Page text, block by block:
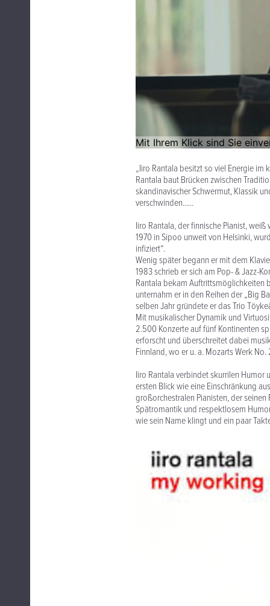
„Iiro Rantala besitzt so viel Energie
Rantala baut Brücken zwischen
skandinavischer Schwermut, Klassik
verschwinden......
Iiro Rantala, der finnische Pianist,
1970 in Sipoo unweit von Helsinki,
infiziert“.
Wenig später begann er mit dem
1983 schrieb er sich am Pop- & Jazz-
Rantala bekam Auftrittsmöglichkeiten
unternahm er in den Reihen der „Big
selben Jahr gründete er das Trio
Mit musikalischer Dynamik und
2.500 Konzerte auf fünf Kontinenten
erforscht und überschreitet dabei
Finnland, wo er u. a. Mozarts Werk
Iiro Rantala verbindet skurrilen Humor
ersten Blick wie eine Einschränkung
großorchestralen Pianisten, der
Spätromantik und respektlosem
wie sein Name klingt und ein paar